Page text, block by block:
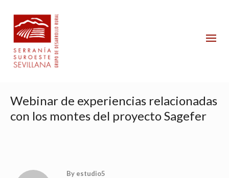
Webinar de experiencias relacionadas
con los montes del proyecto Sagefer
By estudio5